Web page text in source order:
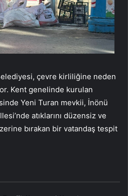
çevre kirliliğine neden
Kent genelinde kurulan
Yeni Turan mevkii, İnönü
atıklarını düzensiz ve
bırakan bir vatandaş tespit